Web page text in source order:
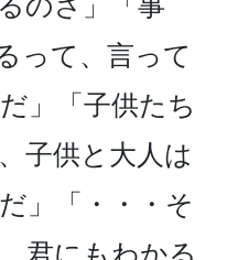
って、言って
」「子供たち
子供と大人は
」「・・・そ
君にもわかる